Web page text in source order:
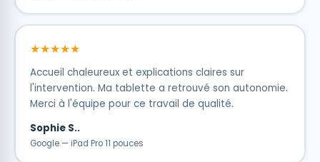
★★★★★
Accueil chaleureux et explications claires sur
l'intervention. Ma tablette a retrouvé son autonomie.
Merci à l'équipe pour ce travail de qualité.
Sophie S..
Google — iPad Pro 11 pouces